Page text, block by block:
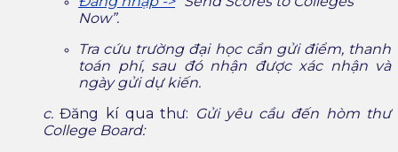
Now”.
Tra cứu trường đại học cần gửi điểm, thanh
toán phí, sau đó nhận được xác nhận và
ngày gửi dự kiến.
c.Đăng kí qua thư: Gửi yêu cầu đến hòm thư
College Board: